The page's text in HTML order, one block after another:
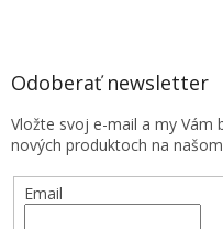
Odoberať newsletter
Vložte svoj e-mail a my Vám
nových produktoch na
Email